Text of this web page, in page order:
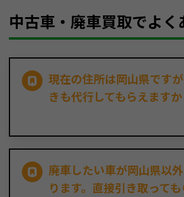
中古車・廃車買取でよく
現在の住所は岡山県です
きも代行してもらえますか
廃車したい車が岡山県以
ります。直接引き取って